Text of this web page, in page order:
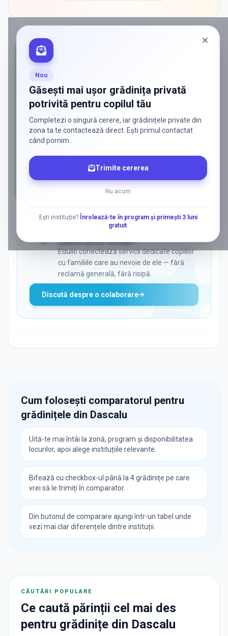
Nou
Găsești mai ușor grădinița privată
potrivită pentru copilul tău
Completezi o singură cerere, iar grădinițele private din
zona ta te contactează direct. Ești primul contactat
când pornim.
Trimite cererea
Nu acum
Ești instituție?
Înrolează-te în program și primești 3 luni
gratuit.
Vrei să ajungi la părinții care
caută activ soluții?
Edulio conectează servicii dedicate copiilor
cu familiile care au nevoie de ele — fără
reclamă generală, fără risipă.
Discută despre o colaborare
Cum folosești comparatorul pentru
grădinițele din Dascalu
Uită-te mai întâi la zonă, program și disponibilitatea
locurilor, apoi alege instituțiile relevante.
Bifează cu checkbox-ul până la 4 grădinițe pe care
vrei să le trimiți în comparator.
Din butonul de comparare ajungi într-un tabel unde
vezi mai clar diferențele dintre instituții.
CĂUTĂRI POPULARE
Ce caută părinții cel mai des
pentru grădinițe din Dascalu